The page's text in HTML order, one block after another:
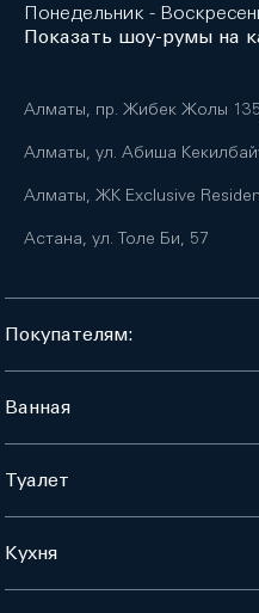
Понедельник -
Показать шоу-румы на
Алматы, пр. Жибек Жолы
Алматы, ул. Абиша
Алматы, ЖК Exclusive
Астана, ул. Толе Би, 57
Покупателям:
Ванная
Туалет
Кухня